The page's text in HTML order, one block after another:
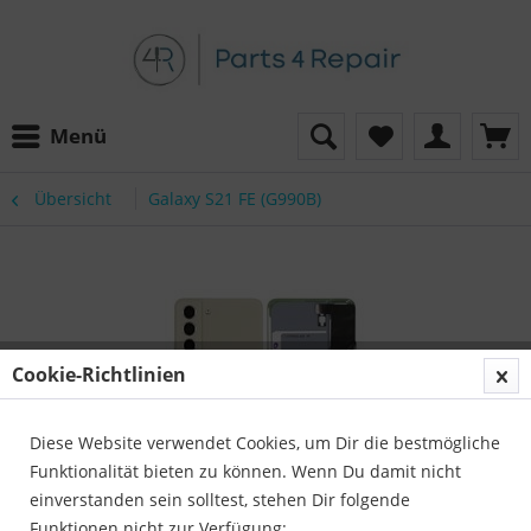
Menü
Übersicht Galaxy S21 FE (G990B)
Cookie-Richtlinien
Diese Website verwendet Cookies, um Dir die bestmögliche
Funktionalität bieten zu können. Wenn Du damit nicht
einverstanden sein solltest, stehen Dir folgende